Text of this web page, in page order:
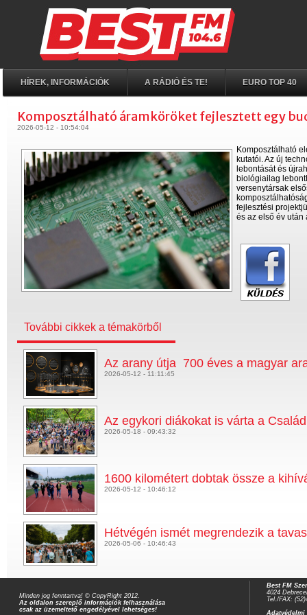
HÍREK, INFORMÁCIÓK A RÁDIÓ ÉS TE! EURO TOP 40
Komposztálható áramköröket fejlesztett egy
2026-05-12 - 10:54:04
Komposztálható
kutatói. Az új
lebontását és
biológiailag
versenytársak
fejlesztési
és az első év
További cikkek a témakörből
Az arany útja  700 éves a magyar
2026-05-12 - 11:11:45
Az egykori diákokat is várta a
2026-05-18 - 09:43:32
1600 kilométert dobtak össze a
2026-05-12 - 10:46:12
Hétvégén ismét megrendezik a
2026-05-06 - 10:46:43
Minden jog fenntartva! © CopyRight 2012.
Az oldalon szereplő információk felhasználása
csak az üzemeltető engedélyével lehetséges!
Best FM
4024
Tel./FAX:
Adatvédelmi